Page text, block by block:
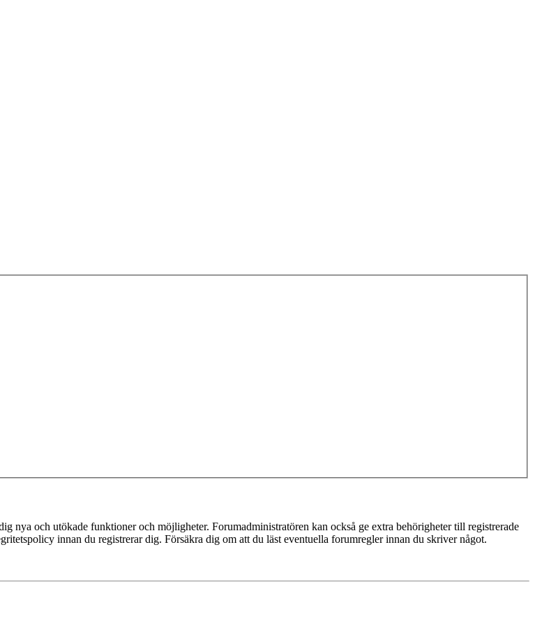
nya och utökade funktioner och möjligheter. Forumadministratören kan också ge extra behörigheter till registrerade
innan du registrerar dig. Försäkra dig om att du läst eventuella forumregler innan du skriver något.